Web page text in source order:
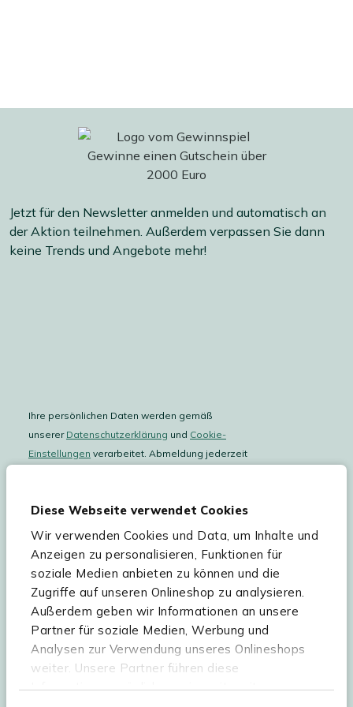
Diese Webseite verwendet Cookies
Wir verwenden Cookies und Data, um Inhalte und
Anzeigen zu personalisieren, Funktionen für
soziale Medien anbieten zu können und die
Zugriffe auf unseren Onlineshop zu analysieren.
Außerdem geben wir Informationen an unsere
Partner für soziale Medien, Werbung und
Analysen zur Verwendung unseres Onlineshops
weiter. Unsere Partner führen diese
Informationen möglicherweise mit weiteren
Jetzt für den Newsletter anmelden und automatisch an
der Aktion teilnehmen. Außerdem verpassen Sie dann
keine Trends und Angebote mehr!
Ihre persönlichen Daten werden gemäß
unserer Datenschutzerklärung und Cookie-
Einstellungen verarbeitet. Abmeldung jederzeit
Hilfe & Service
Sortiment
Kees Smit Gartenmöbel
Experience Stores XXL